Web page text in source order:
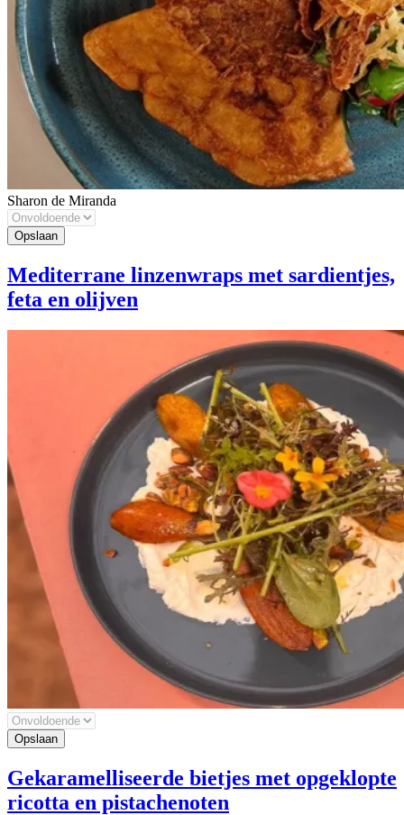
Sharon de Miranda
Mediterrane linzenwraps met sardientjes,
feta en olijven
Gekaramelliseerde bietjes met opgeklopte
ricotta en pistachenoten